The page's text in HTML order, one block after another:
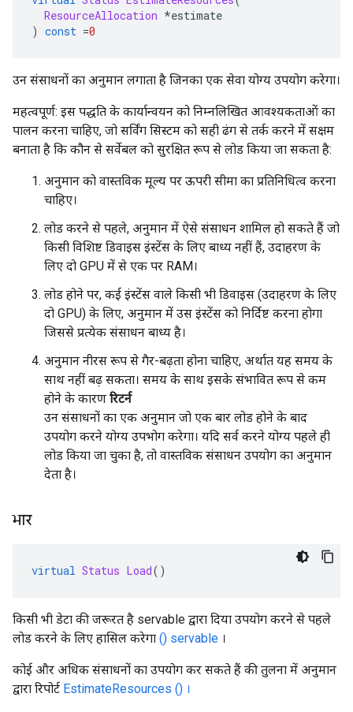
ResourceAllocation *estimate
) const =0
उन संसाधनों का अनुमान लगाता है जिनका एक सेवा योग्य उपयोग करेगा।
महत्वपूर्ण: इस पद्धति के कार्यान्वयन को निम्नलिखित आवश्यकताओं का
पालन करना चाहिए, जो सर्विंग सिस्टम को सही ढंग से तर्क करने में सक्षम
बनाता है कि कौन से सर्वेबल को सुरक्षित रूप से लोड किया जा सकता है:
अनुमान को वास्तविक मूल्य पर ऊपरी सीमा का प्रतिनिधित्व करना
चाहिए।
लोड करने से पहले, अनुमान में ऐसे संसाधन शामिल हो सकते हैं जो
किसी विशिष्ट डिवाइस इंस्टेंस के लिए बाध्य नहीं हैं, उदाहरण के
लिए दो GPU में से एक पर RAM।
लोड होने पर, कई इंस्टेंस वाले किसी भी डिवाइस (उदाहरण के लिए
दो GPU) के लिए, अनुमान में उस इंस्टेंस को निर्दिष्ट करना होगा
जिससे प्रत्येक संसाधन बाध्य है।
अनुमान नीरस रूप से गैर-बढ़ता होना चाहिए, अर्थात यह समय के
साथ नहीं बढ़ सकता। समय के साथ इसके संभावित रूप से कम
होने के कारण रिटर्न
उन संसाधनों का एक अनुमान जो एक बार लोड होने के बाद
उपयोग करने योग्य उपभोग करेगा। यदि सर्व करने योग्य पहले ही
लोड किया जा चुका है, तो वास्तविक संसाधन उपयोग का अनुमान
देता है।
भार
virtual Status Load()
किसी भी डेटा की जरूरत है servable द्वारा दिया उपयोग करने से पहले
लोड करने के लिए हासिल करेगा () servable ।
कोई और अधिक संसाधनों का उपयोग कर सकते हैं की तुलना में अनुमान
द्वारा रिपोर्ट EstimateResources () ।